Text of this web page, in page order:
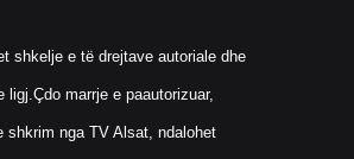
shkelje e të drejtave autoriale dhe
marrje e paautorizuar,
shkrim nga TV Alsat, ndalohet